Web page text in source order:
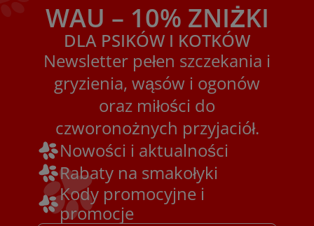
WAU – 10% ZNIŻKI
DLA PSIKÓW I KOTKÓW
Newsletter pełen szczekania i
gryzienia, wąsów i ogonów
oraz miłości do
czworonożnych przyjaciół.
Nowości i aktualności
Rabaty na smakołyki
Kody promocyjne i
promocje